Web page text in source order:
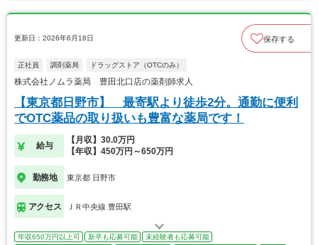
更新日：2026年6月18日 保存する
正社員 調剤薬局 ドラッグストア（OTCのみ）
株式会社ノムラ薬局 豊田北口店の薬剤師求人
【東京都日野市】 最寄駅より徒歩2分。通勤に便利
でOTC薬品の取り扱いも豊富な薬局です！
給与
【月収】30.0万円
【年収】450万円～650万円
勤務地 東京都 日野市
アクセス ＪＲ中央線 豊田駅
年収650万円以上可 新卒も応募可能
未経験者も応募可能